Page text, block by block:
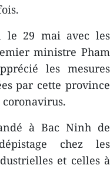
le 29 mai avec les
ministre Pham
les mesures
par cette province
à Bac Ninh de
chez les
et celles à